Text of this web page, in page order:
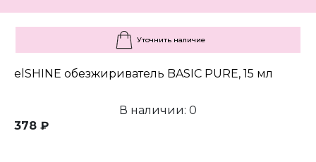
Уточнить наличие
elSHINE обезжириватель BASIC PURE, 15 мл
В наличии: 0
378 ₽